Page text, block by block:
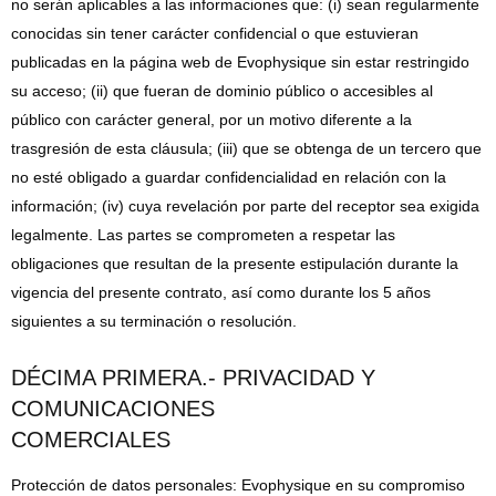
no serán aplicables a las informaciones que: (i) sean regularmente
conocidas sin tener carácter confidencial o que estuvieran
publicadas en la página web de Evophysique sin estar restringido
su acceso; (ii) que fueran de dominio público o accesibles al
público con carácter general, por un motivo diferente a la
trasgresión de esta cláusula; (iii) que se obtenga de un tercero que
no esté obligado a guardar confidencialidad en relación con la
información; (iv) cuya revelación por parte del receptor sea exigida
legalmente. Las partes se comprometen a respetar las
obligaciones que resultan de la presente estipulación durante la
vigencia del presente contrato, así como durante los 5 años
siguientes a su terminación o resolución.
DÉCIMA PRIMERA.- PRIVACIDAD Y
COMUNICACIONES
COMERCIALES
Protección de datos personales: Evophysique en su compromiso